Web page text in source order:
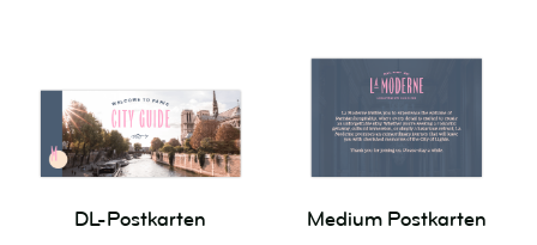
DL-Postkarten Medium Postkarten